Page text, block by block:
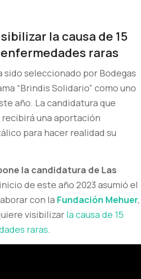
la causa de 15
raras
sido seleccionado por Bodegas
“Brindis Solidario” como uno
año. La candidatura que
una aportación
para hacer realidad su
la candidatura de Las
de este año 2023 asumió el
con la Fundación Mehuer,
visibilizar la causa de 15
raras.